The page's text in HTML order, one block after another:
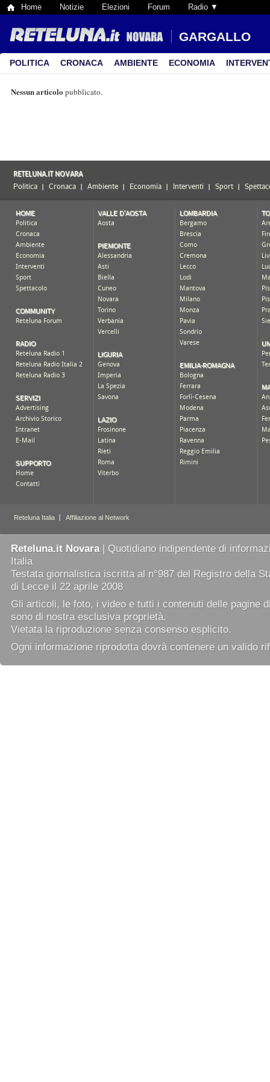
Home Notizie Elezioni Forum Radio ▼
GARGALLO
POLITICA CRONACA AMBIENTE ECONOMIA
Nessun articolo pubblicato.
Reteluna.it Novara| Quotidiano indipendente di
Italia
Testata giornalistica iscritta al n°987 del Registro della
di Lecce il 22 aprile 2008
Gli articoli, le foto, i video e tutti i contenuti delle pagine
sono di nostra esclusiva proprietà.
Vietata la riproduzione senza consenso esplicito.
Ogni informazione riprodotta dovrà contenere un valido